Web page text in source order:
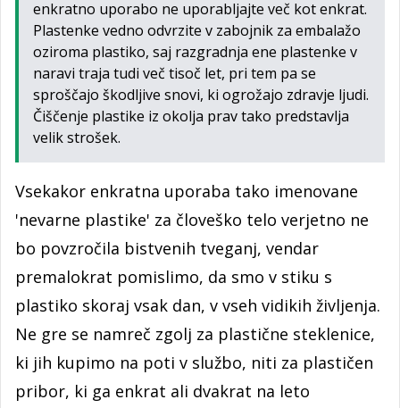
enkratno uporabo ne uporabljajte več kot enkrat.
Plastenke vedno odvrzite v zabojnik za embalažo
oziroma plastiko, saj razgradnja ene plastenke v
naravi traja tudi več tisoč let, pri tem pa se
sproščajo škodljive snovi, ki ogrožajo zdravje ljudi.
Čiščenje plastike iz okolja prav tako predstavlja
velik strošek.
Vsekakor enkratna uporaba tako imenovane
'nevarne plastike' za človeško telo verjetno ne
bo povzročila bistvenih tveganj, vendar
premalokrat pomislimo, da smo v stiku s
plastiko skoraj vsak dan, v vseh vidikih življenja.
Ne gre se namreč zgolj za plastične steklenice,
ki jih kupimo na poti v službo, niti za plastičen
pribor, ki ga enkrat ali dvakrat na leto